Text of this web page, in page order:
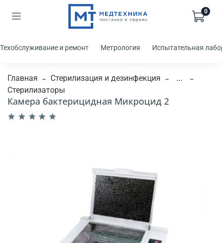
0
Техобслуживание и ремонт Метрология Испытательная
Главная Стерилизация и дезинфекция
...
Стерилизаторы
Камера бактерицидная Микроцид 2